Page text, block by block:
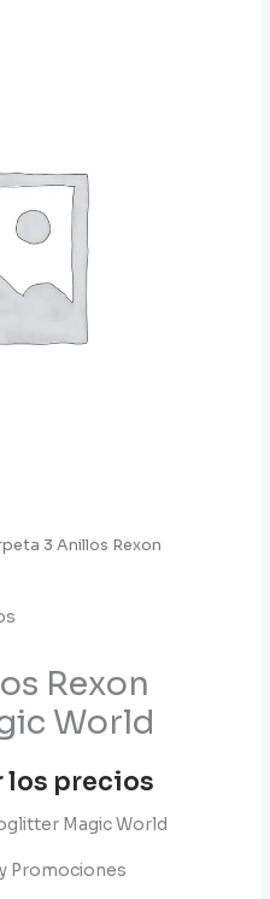
3 Anillos Rexon
Rexon
World
los precios
Magic World
Promociones